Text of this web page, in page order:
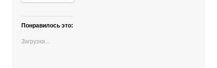
Понравилось это:
Загрузка...